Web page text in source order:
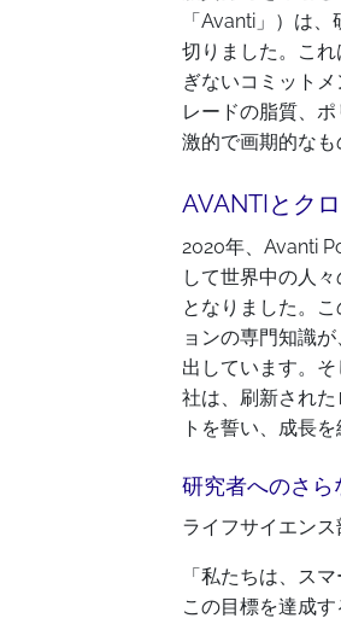
「Avanti」）は
切りました。こ
ぎないコミット
レードの脂質、
激的で画期的なも
AVANTIとク
2020年、Avanti
して世界中の人
となりました。
ョンの専門知識
出しています。
社は、刷新され
トを誓い、成長を
研究者へのさら
ライフサイエン
「私たちは、ス
この目標を達成